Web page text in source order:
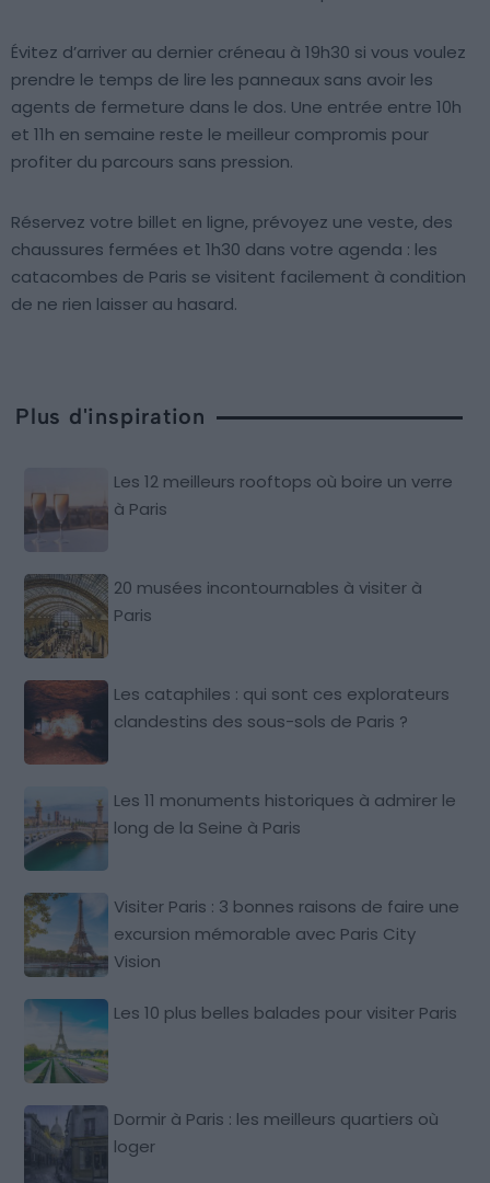
Évitez d’arriver au dernier créneau à 19h30 si vous voulez
prendre le temps de lire les panneaux sans avoir les
agents de fermeture dans le dos. Une entrée entre 10h
et 11h en semaine reste le meilleur compromis pour
profiter du parcours sans pression.
Réservez votre billet en ligne, prévoyez une veste, des
chaussures fermées et 1h30 dans votre agenda : les
catacombes de Paris se visitent facilement à condition
de ne rien laisser au hasard.
Plus d'inspiration
Les 12 meilleurs rooftops où boire un verre
à Paris
20 musées incontournables à visiter à
Paris
Les cataphiles : qui sont ces explorateurs
clandestins des sous-sols de Paris ?
Les 11 monuments historiques à admirer le
long de la Seine à Paris
Visiter Paris : 3 bonnes raisons de faire une
excursion mémorable avec Paris City
Vision
Les 10 plus belles balades pour visiter Paris
Dormir à Paris : les meilleurs quartiers où
loger